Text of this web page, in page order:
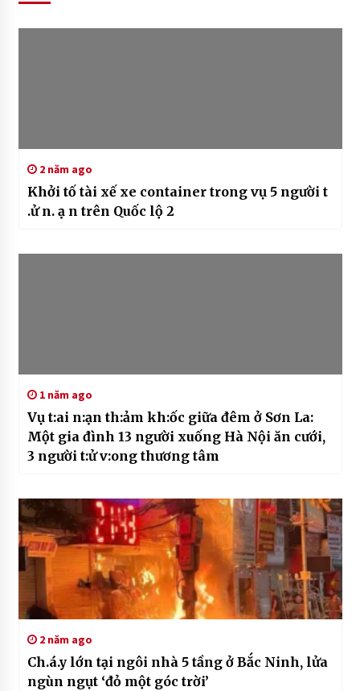
2 năm ago
Khởi tố tài xế xe container trong vụ 5 người t
.ử n. ạ n trên Quốc lộ 2
1 năm ago
Vụ t:ai n:ạn th:ảm kh:ốc giữa đêm ở Sơn La:
Một gia đình 13 người xuống Hà Nội ăn cưới,
3 người t:ử v:ong thương tâm
2 năm ago
Ch.á.y lớn tại ngôi nhà 5 tầng ở Bắc Ninh, lửa
ngùn ngụt ‘đỏ một góc trời’